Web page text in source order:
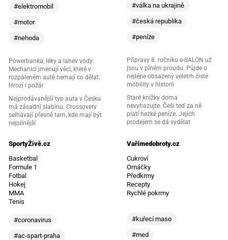
#elektromobil
#motor
#nehoda
Powerbanka, léky a lahev vody:
Mechanici jmenují věci, které v
rozpáleném autě nemají co dělat.
Hrozí i požár
Nejprodávanější typ auta v Česku
má zásadní slabinu. Crossovery
selhávají přesně tam, kde mají být
nejsilnější
#válka na ukrajině
#česká republika
#peníze
Přípravy 8. ročníku e-SALON už
jsou v plném proudu. Půjde o
nejlépe obsazený veletrh čisté
mobility v historii
Staré knížky doma
nevyhazujte. Češi teď za ně
platí hezké peníze. Jejich
prodejem se dá vydělat
SportyŽivě.cz
Basketbal
Formule 1
Fotbal
Hokej
MMA
Tenis
#coronavirus
#ac-spart-praha
Vařímedobroty.cz
Cukroví
Omáčky
Předkrmy
Recepty
Rychlé pokrmy
#kuřecí maso
#med